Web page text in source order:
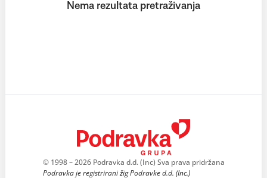
Nema rezultata pretraživanja
© 1998 – 2026 Podravka d.d. (Inc) Sva prava pridržana
Podravka je registrirani žig Podravke d.d. (Inc.)